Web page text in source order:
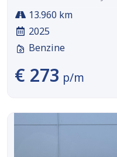
13.960 km
2025
Benzine
€ 273 p/m